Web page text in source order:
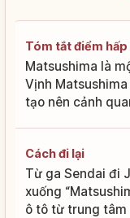
Tóm tắt điểm hấp
Matsushima là
Vịnh
tạo nên cảnh
Cách đi lại
Từ ga Sendai đi
xuống
ô tô từ trung tâm